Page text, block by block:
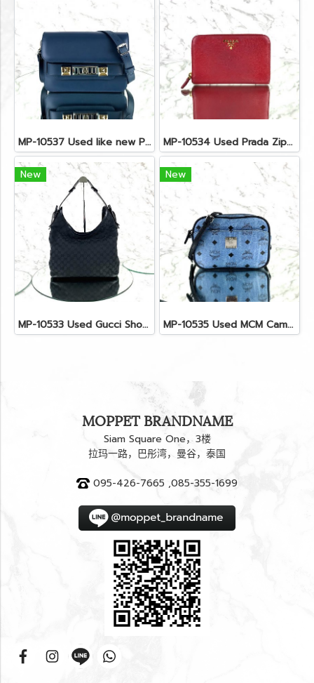
MP-10537 Used like new Proenza PS11 Mini MP-10534 Used Prada Zippy Medium Wallet In Fuoco Saffiano GHW
New
MP-10533 Used Gucci Shoulder Bag GG Black Canvas Shw
New
MP-10535 Used MCM Camera Bag In Blue Visetos SHW
MOPPET BRANDNAME
Siam Square One，3楼
拉玛一路，巴彤湾，曼谷，泰国
095-426-7665 ,085-355-1699